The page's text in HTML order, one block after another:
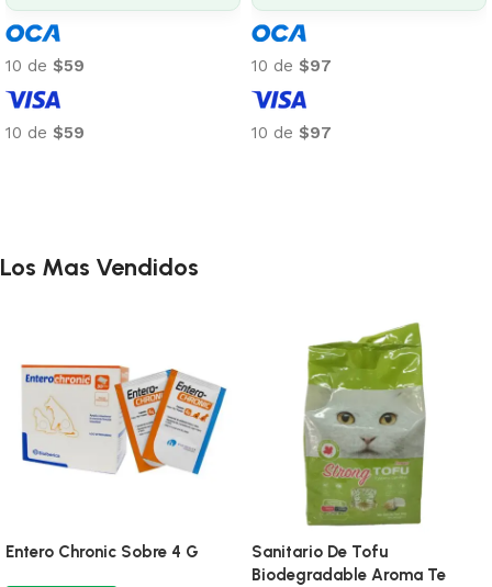
10 de $59
10 de $59
10 de $97
10 de $97
Los Mas Vendidos
Entero Chronic Sobre 4 G
Sanitario De Tofu
Biodegradable Aroma Te